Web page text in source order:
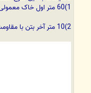
1)60 متر اول خاک معمولی
2)10 متر آخر بتن با مقاومت 10000Psi